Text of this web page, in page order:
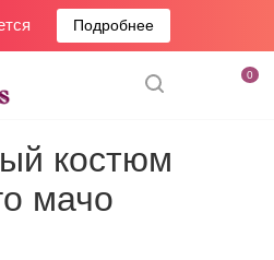
Подробнее
0
костюм
мачо